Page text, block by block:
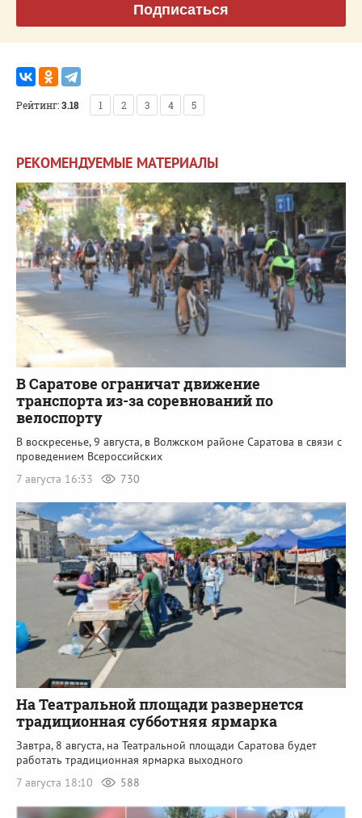
Подписаться
Рейтинг:3.18 1 2 3 4 5
РЕКОМЕНДУЕМЫЕ МАТЕРИАЛЫ
В Саратове ограничат движение
транспорта из-за соревнований по
велоспорту
В воскресенье, 9 августа, в Волжском районе Саратова в связи с
проведением Всероссийских
7 августа 16:33
730
На Театральной площади развернется
традиционная субботняя ярмарка
Завтра, 8 августа, на Театральной площади Саратова будет
работать традиционная ярмарка выходного
7 августа 18:10
588